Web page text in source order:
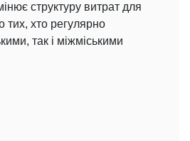
структуру витрат для
тих, хто регулярно
так і міжміськими